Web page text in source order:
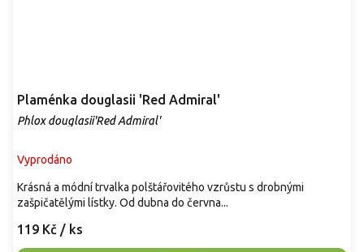
Plaménka douglasii 'Red Admiral'
Phlox douglasii'Red Admiral'
Vyprodáno
119 Kč / ks
Krásná a módní trvalka polštářovitého vzrůstu s drobnými
zašpičatělými lístky. Od dubna do června...